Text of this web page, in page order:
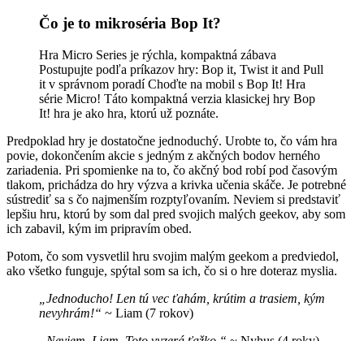
Čo je to mikroséria Bop It?
Hra Micro Series je rýchla, kompaktná zábava
Postupujte podľa príkazov hry: Bop it, Twist it and Pull
it v správnom poradí Choďte na mobil s Bop It! Hra
série Micro! Táto kompaktná verzia klasickej hry Bop
It! hra je ako hra, ktorú už poznáte.
Predpoklad hry je dostatočne jednoduchý. Urobte to, čo vám hra
povie, dokončením akcie s jedným z akčných bodov herného
zariadenia. Pri spomienke na to, čo akčný bod robí pod časovým
tlakom, prichádza do hry výzva a krivka učenia skáče. Je potrebné
sústrediť sa s čo najmenším rozptyľovaním. Neviem si predstaviť
lepšiu hru, ktorú by som dal pred svojich malých geekov, aby som
ich zabavil, kým im pripravím obed.
Potom, čo som vysvetlil hru svojim malým geekom a predviedol,
ako všetko funguje, spýtal som sa ich, čo si o hre doteraz myslia.
„Jednoducho! Len tú vec ťahám, krútim a trasiem, kým
nevyhrám!“ ~ Liam (7 rokov)